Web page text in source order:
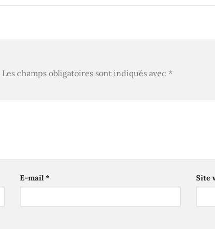
Les champs obligatoires sont indiqués avec *
E-mail* Site